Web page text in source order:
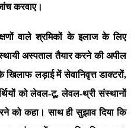
करवाए।
वाले श्रमिकों के इलाज के लिए
अस्पताल तैयार करने की अपील
लड़ाई में सेवानिवृत्त डाक्टरों,
को लेवल-टू, लेवल-थ्री संस्थानों
को कहा। साथ ही सुझाव दिया कि